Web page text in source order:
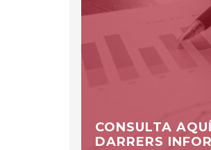
CONSULTA
DARRERS